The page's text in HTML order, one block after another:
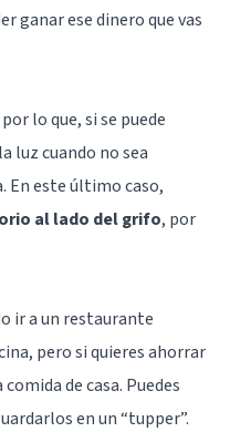
ganar ese dinero que vas
lo que, si se puede
luz cuando no sea
En este último caso,
al lado del grifo, por
ir a un restaurante
pero si quieres ahorrar
de casa. Puedes
en un “tupper”.